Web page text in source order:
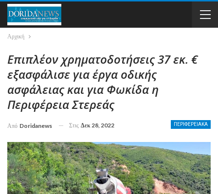
Αρχική
Επιπλέον χρηματοδοτήσεις 37 εκ. €
εξασφάλισε για έργα οδικής
ασφάλειας και για Φωκίδα η
Περιφέρεια Στερεάς
ΠΕΡΙΦΕΡΕΙΑΚΑ
Από Doridanews Στις Δεκ 28, 2022